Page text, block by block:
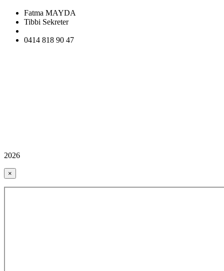
Fatma MAYDA
Tibbi Sekreter
0414 818 90 47
2026
×